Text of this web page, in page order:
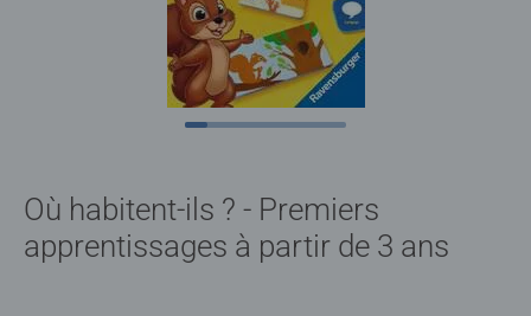
Où habitent-ils ? - Premiers
apprentissages à partir de 3 ans